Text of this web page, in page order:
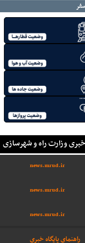
خبری وزارت راه و شهرسازی
news.mrud.ir
news.mrud.ir
news.mrud.ir
راهنمای پایگاه خبری